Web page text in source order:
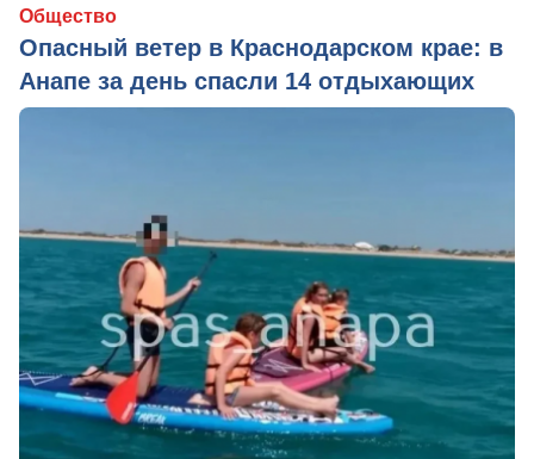
Общество
Опасный ветер в Краснодарском крае: в
Анапе за день спасли 14 отдыхающих